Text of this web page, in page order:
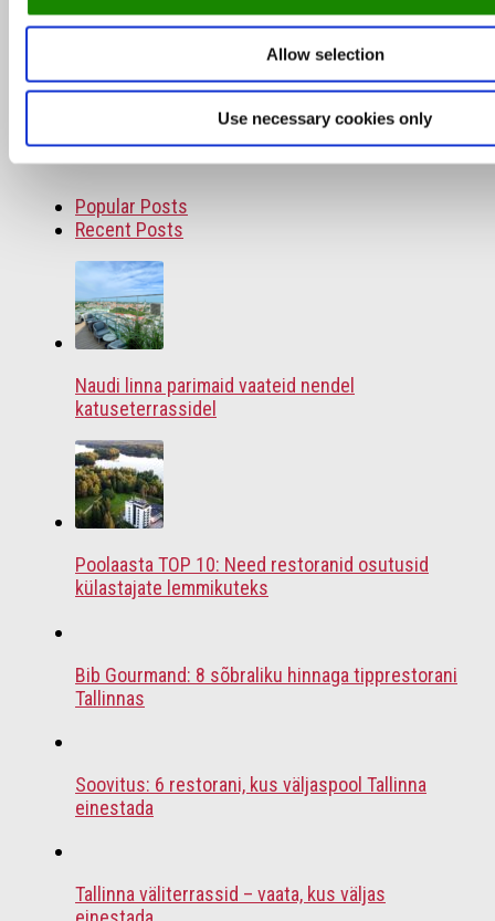
Allow selection
Use necessary cookies only
Soovitused
Soovitus: Portugali veiniõhtu Art Prioris
Popular Posts
Recent Posts
Naudi linna parimaid vaateid nendel
katuseterrassidel
Poolaasta TOP 10: Need restoranid osutusid
külastajate lemmikuteks
Bib Gourmand: 8 sõbraliku hinnaga tipprestorani
Tallinnas
Soovitus: 6 restorani, kus väljaspool Tallinna
einestada
Tallinna väliterrassid – vaata, kus väljas